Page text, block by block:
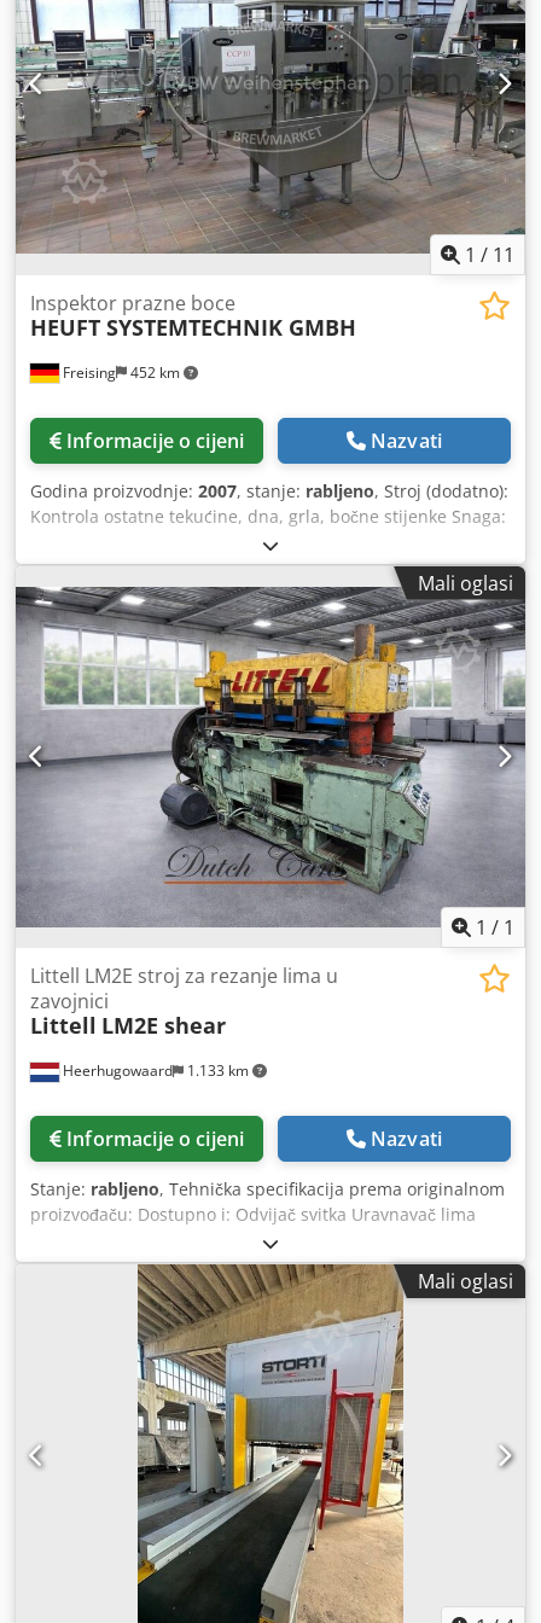
desno Upravljanje / Kontrola: prepravljeno na ručni pogon
/ PLC neispravan Materijal: inox / lakirani crni čelik Položaj:
samostojeći Osnovna konstrukcija: pravokutni taktirajući
paker na četiri stupa s nožicama s kupolastim završetkom
Oprema: zaštitna pleksiglas stijena, otvara se prema gore,
zaštitna ograda, ulazni i izlazni transporteri, oprema za
pakirnu glavu za boce od 0,5 l, 1,0 l i 1,5 l, upravljačka
ploča prepravljena na ručni rad Težina: 4200 kg Djdpfxox T
Atts Akkjck
1 / 11
Freising 452 km
Inspektor prazne boce
HEUFT SYSTEMTECHNIK GMBH
Informacije o cijeni Nazvati
Godina proizvodnje: 2007, stanje: rabljeno, Stroj (dodatno):
Kontrola ostatne tekućine, dna, grla, bočne stijenke Snaga:
3,6 kW Napon: 400 V Frekvencija: 50/60 Hz Tlačni zrak: min.
6 – maks. 10 bar Duljina: 2,5 m Širina: 1 m Visina: 2,5 m
Formati: Longneck, Steini, Vichy boce 0,33 l / Longneck 0,5
l, NRW 0,5 l boce Dodpjxbpg Hjfx Akksck Smjer vožnje:
desno-lijevo Upravljanje / Kontrola: Heuft Oprema:
kontrola ostatne tekućine, dna, grla, bočne stijenke Težina:
1700 kg
Mali oglasi
1 / 1
Heerhugowaard 1.133 km
Littell LM2E stroj za rezanje lima u
zavojnici
Littell LM2E shear
Informacije o cijeni Nazvati
Stanje: rabljeno, Tehnička specifikacija prema originalnom
proizvođaču: Dostupno i: Odvijač svitka Uravnavač lima
Littell rezač Izlazna stanica za neispravan materijal
Stogovač A Dsdpfoyzbdmox Akkeck Stogovač B LTG okretač
paketa Tehnički podaci: Maks. duljina lima: 1200 mm Maks.
širina lima: 1020 mm Min. širina lima: 610 mm Raspon
debljine lima: 0,13 mm – 0,50 mm Maks. težina svitka: 13,5
tona Maks. težina palete u stogu: 2,5 tone Kapacitet
proizvodnje: do 100 - 120 metara u minuti.
Mali oglasi